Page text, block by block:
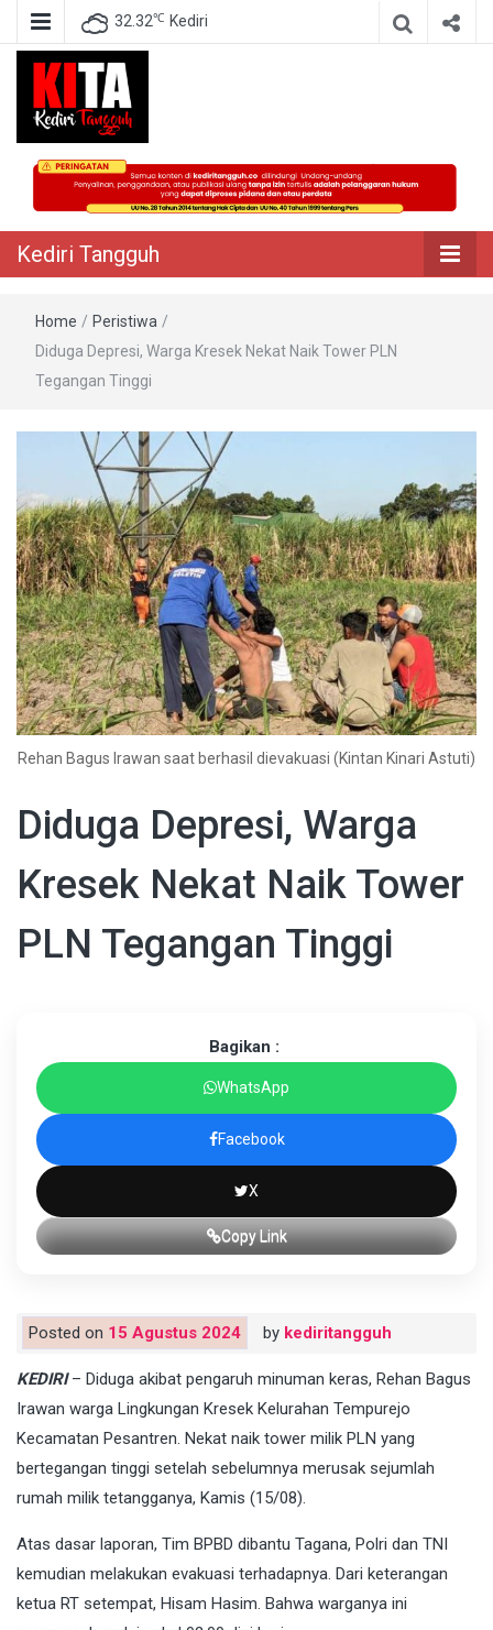
32.32℃ Kediri
Kediri Tangguh
Berita Akurat Terpercaya
Kediri Tangguh
Home / Peristiwa /
Diduga Depresi, Warga Kresek Nekat Naik Tower PLN
Tegangan Tinggi
Rehan Bagus Irawan saat berhasil dievakuasi (Kintan Kinari Astuti)
Diduga Depresi, Warga
Kresek Nekat Naik Tower
PLN Tegangan Tinggi
Bagikan :
WhatsApp
Facebook
X
Copy Link
Posted on 15 Agustus 2024 by kediritangguh
KEDIRI– Diduga akibat pengaruh minuman keras, Rehan Bagus
Irawan warga Lingkungan Kresek Kelurahan Tempurejo
Kecamatan Pesantren. Nekat naik tower milik PLN yang
bertegangan tinggi setelah sebelumnya merusak sejumlah
rumah milik tetangganya, Kamis (15/08).
Atas dasar laporan, Tim BPBD dibantu Tagana, Polri dan TNI
kemudian melakukan evakuasi terhadapnya. Dari keterangan
ketua RT setempat, Hisam Hasim. Bahwa warganya ini